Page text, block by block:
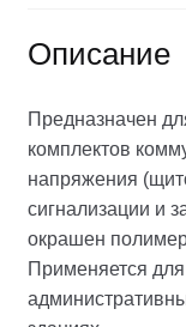
Описание
Предназначен
комплектов
напряжения
сигнализации и
окрашен
Применяется